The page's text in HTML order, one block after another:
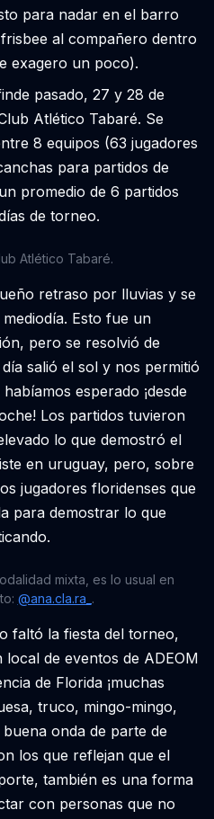
para nadar en el barro
al compañero dentro
exagero un poco).
pasado, 27 y 28 de
Atlético Tabaré. Se
8 equipos (63 jugadores
para partidos de
promedio de 6 partidos
de torneo.
Atlético Tabaré.
retraso por lluvias y se
Esto fue un
pero se resolvió de
salió el sol y nos permitió
esperado ¡desde
Los partidos tuvieron
lo que demostró el
en uruguay, pero, sobre
jugadores floridenses que
para demostrar lo que
mixta, es lo usual en
@ana.cla.ra_ .
faltó la fiesta del torneo,
de eventos de ADEOM
de Florida ¡muchas
truco, mingo-mingo,
onda de parte de
los que reflejan que el
también es una forma
con personas que no